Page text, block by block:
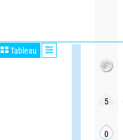
Tableau
5
0